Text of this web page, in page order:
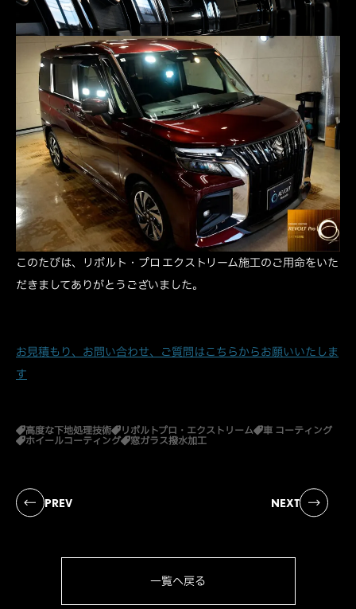
このたびは、リボルト・プロ エクストリーム施工のご用命をいた
だきましてありがとうございました。
お見積もり、お問い合わせ、ご質問はこちらからお願いいたしま
す
高度な下地処理技術 リボルトプロ・エクストリーム
車 コーティング
ホイールコーティング
窓ガラス撥水加工
PREV NEXT
一覧へ戻る